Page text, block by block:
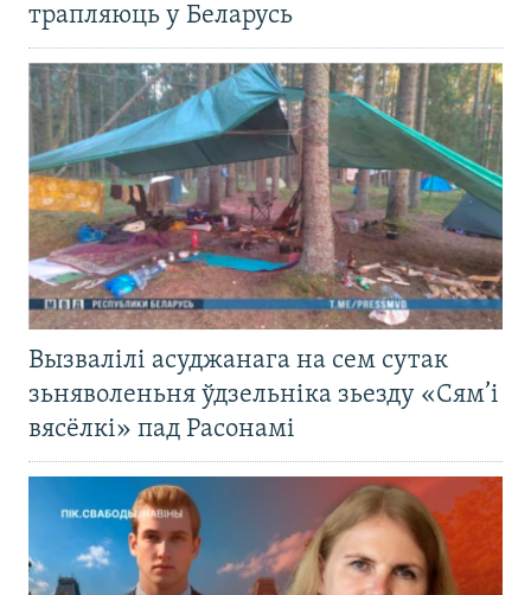
трапляюць у Беларусь
Вызвалілі асуджанага на сем сутак
зьняволеньня ўдзельніка зьезду «Сям’і
вясёлкі» пад Расонамі